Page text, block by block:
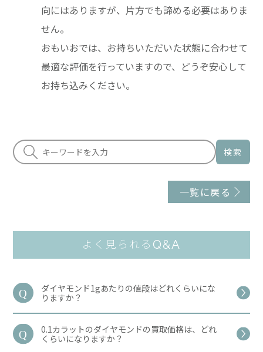
向にはありますが、片方でも諦める必要はありま
せん。
おもいおでは、お持ちいただいた状態に合わせて
最適な評価を行っていますので、どうぞ安心して
お持ち込みください。
検索
一覧に戻る
よく見られる Q&A
ダイヤモンド1gあたりの値段はどれくらいにな
りますか？
0.1カラットのダイヤモンドの買取価格は、どれ
くらいになりますか？